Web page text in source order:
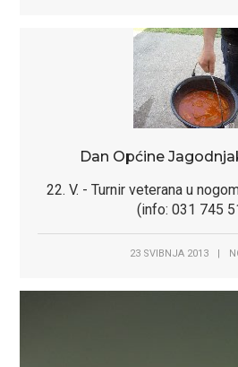
Dan Općine
22. V. - Turnir veterana u
(info: 031 745
23 SVIBNJA 2013